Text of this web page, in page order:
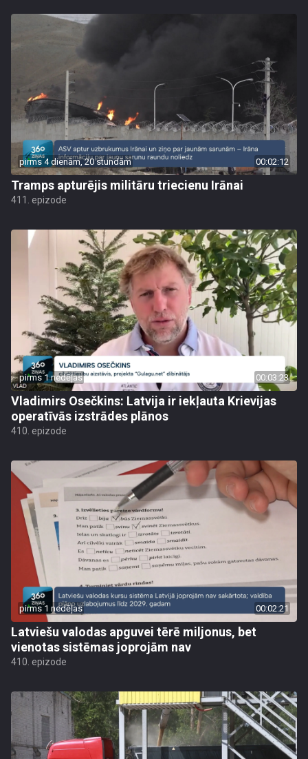
pirms 4 dienām, 20 stundām 00:02:12
Tramps apturējis militāru triecienu Irānai
411. epizode
pirms 1 nedēļas 00:03:23
Vladimirs Osečkins: Latvija ir iekļauta Krievijas
operatīvās izstrādes plānos
410. epizode
pirms 1 nedēļas 00:02:21
Latviešu valodas apguvei tērē miljonus, bet
vienotas sistēmas joprojām nav
410. epizode